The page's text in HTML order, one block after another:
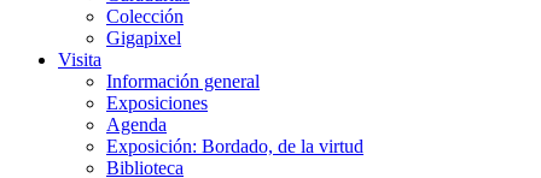
Colección
Gigapixel
Visita
Información general
Exposiciones
Agenda
Exposición: Bordado, de la virtud
Biblioteca